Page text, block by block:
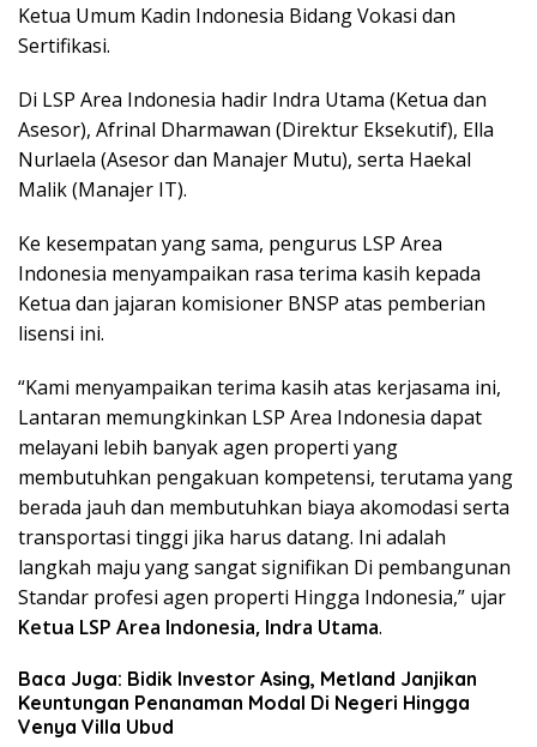
Ketua Umum Kadin Indonesia Bidang Vokasi dan
Sertifikasi.
Di LSP Area Indonesia hadir Indra Utama (Ketua dan
Asesor), Afrinal Dharmawan (Direktur Eksekutif), Ella
Nurlaela (Asesor dan Manajer Mutu), serta Haekal
Malik (Manajer IT).
Ke kesempatan yang sama, pengurus LSP Area
Indonesia menyampaikan rasa terima kasih kepada
Ketua dan jajaran komisioner BNSP atas pemberian
lisensi ini.
“Kami menyampaikan terima kasih atas kerjasama ini,
Lantaran memungkinkan LSP Area Indonesia dapat
melayani lebih banyak agen properti yang
membutuhkan pengakuan kompetensi, terutama yang
berada jauh dan membutuhkan biaya akomodasi serta
transportasi tinggi jika harus datang. Ini adalah
langkah maju yang sangat signifikan Di pembangunan
Standar profesi agen properti Hingga Indonesia,” ujar
Ketua LSP Area Indonesia, Indra Utama.
Baca Juga: Bidik Investor Asing, Metland Janjikan
Keuntungan Penanaman Modal Di Negeri Hingga
Venya Villa Ubud